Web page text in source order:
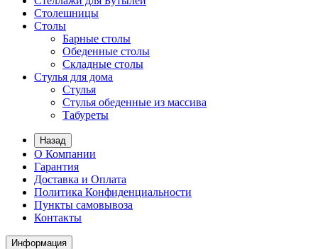
Столешницы
Столы
Барные столы
Обеденные столы
Складные столы
Стулья для дома
Стулья
Стулья обеденные из маcсива
Табуреты
Назад
О Компании
Гарантия
Доставка и Оплата
Политика Конфиденциальности
Пункты самовывоза
Контакты
Информация